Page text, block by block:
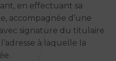
en effectuant sa
accompagnée d’une
signature du titulaire
à laquelle la